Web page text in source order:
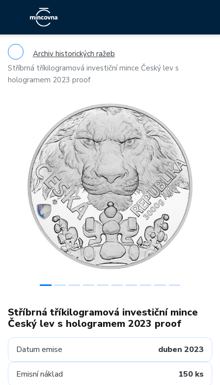
Archiv historických ražeb
Stříbrná tříkilogramová investiční mince Český lev s
hologramem 2023 proof
Previous
Stříbrná tříkilogramová investiční mince
Český lev s hologramem 2023 proof
Datum emise duben 2023
Emisní náklad 150 ks